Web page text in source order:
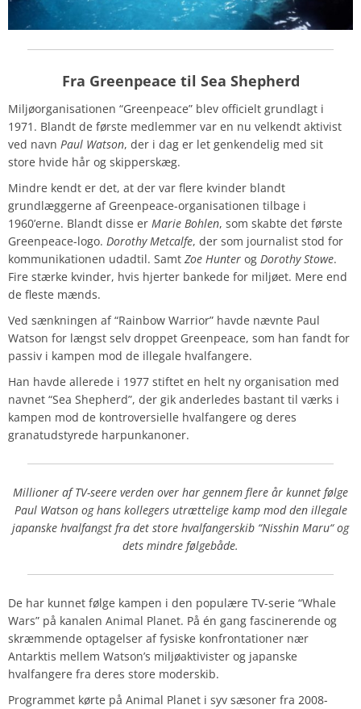
Fra Greenpeace til Sea Shepherd
Miljøorganisationen “Greenpeace” blev officielt grundlagt i
1971. Blandt de første medlemmer var en nu velkendt aktivist
ved navn Paul Watson, der i dag er let genkendelig med sit
store hvide hår og skipperskæg.
Mindre kendt er det, at der var flere kvinder blandt
grundlæggerne af Greenpeace-organisationen tilbage i
1960’erne. Blandt disse er Marie Bohlen, som skabte det første
Greenpeace-logo. Dorothy Metcalfe, der som journalist stod for
kommunikationen udadtil. Samt Zoe Hunter og Dorothy Stowe.
Fire stærke kvinder, hvis hjerter bankede for miljøet. Mere end
de fleste mænds.
Ved sænkningen af “Rainbow Warrior” havde nævnte Paul
Watson for længst selv droppet Greenpeace, som han fandt for
passiv i kampen mod de illegale hvalfangere.
Han havde allerede i 1977 stiftet en helt ny organisation med
navnet “Sea Shepherd”, der gik anderledes bastant til værks i
kampen mod de kontroversielle hvalfangere og deres
granatudstyrede harpunkanoner.
Millioner af TV-seere verden over har gennem flere år kunnet følge
Paul Watson og hans kollegers utrættelige kamp mod den illegale
japanske hvalfangst fra det store hvalfangerskib “Nisshin Maru“ og
dets mindre følgebåde.
De har kunnet følge kampen i den populære TV-serie “Whale
Wars” på kanalen Animal Planet. På én gang fascinerende og
skræmmende optagelser af fysiske konfrontationer nær
Antarktis mellem Watson’s miljøaktivister og japanske
hvalfangere fra deres store moderskib.
Programmet kørte på Animal Planet i syv sæsoner fra 2008-